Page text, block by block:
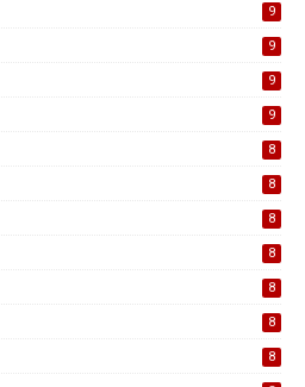
9
9
9
9
8
8
8
8
8
8
8